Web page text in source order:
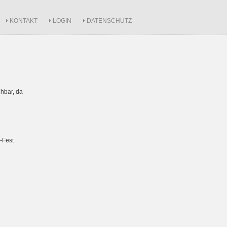
KONTAKT LOGIN DATENSCHUTZ
da
Fest